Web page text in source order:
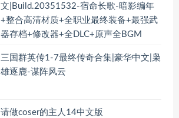
文|Build.20351532-宿命长歌-暗影编年
+整合高清材质+全职业最终装备+最强武
器存档+修改器+全DLC+原声全BGM
三国群英传1-7最终传奇合集|豪华中文|枭
雄逐鹿-谋阵风云
请做coser的主人14中文版